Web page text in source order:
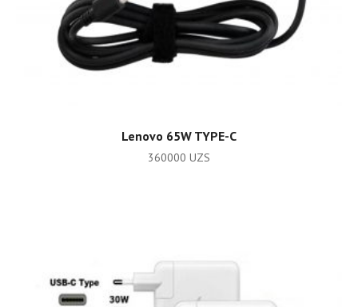
ADD TO CART
Lenovo 65W TYPE-C
360000 UZS